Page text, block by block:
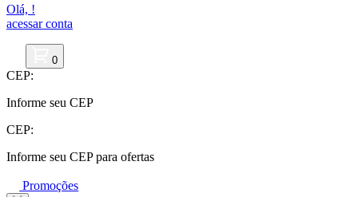
Olá, !
acessar conta
0
CEP:
Informe seu CEP
CEP:
Informe seu CEP para ofertas
Promoções